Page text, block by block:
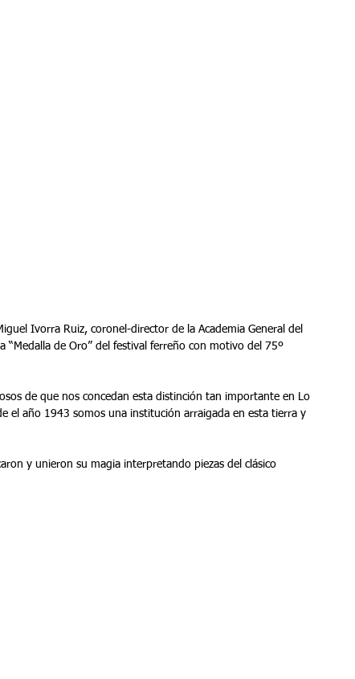
“Medalla de Oro” del festival ferreño con motivo del 75º
de que nos concedan esta distinción tan importante en Lo
el año 1943 somos una institución arraigada en esta tierra y
y unieron su magia interpretando piezas del clásico